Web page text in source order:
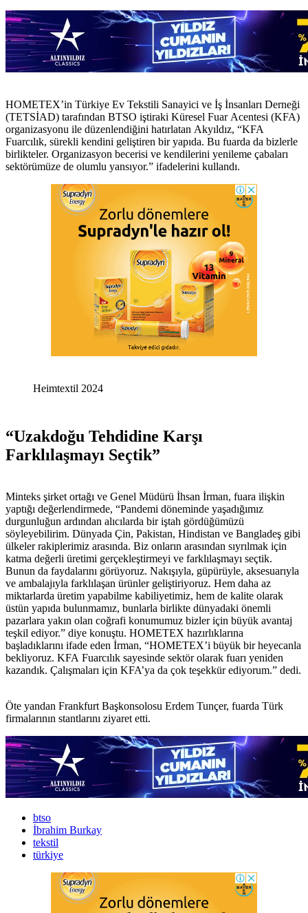
HOMETEX’in Türkiye Ev Tekstili Sanayici ve İş İnsanları Derneği
(TETSİAD) tarafından BTSO iştiraki Küresel Fuar Acentesi (KFA)
organizasyonu ile düzenlendiğini hatırlatan Akyıldız, “KFA
Fuarcılık, sürekli kendini geliştiren bir yapıda. Bu fuarda da bizlerle
birlikteler. Organizasyon becerisi ve kendilerini yenileme çabaları
sektörümüze de olumlu yansıyor.” ifadelerini kullandı.
Heimtextil 2024
“Uzakdoğu Tehdidine Karşı
Farklılaşmayı Seçtik”
Minteks şirket ortağı ve Genel Müdürü İhsan İrman, fuara ilişkin
yaptığı değerlendirmede, “Pandemi döneminde yaşadığımız
durgunluğun ardından alıcılarda bir iştah gördüğümüzü
söyleyebilirim. Dünyada Çin, Pakistan, Hindistan ve Bangladeş gibi
ülkeler rakiplerimiz arasında. Biz onların arasından sıyrılmak için
katma değerli üretimi gerçekleştirmeyi ve farklılaşmayı seçtik.
Bunun da faydalarını görüyoruz. Nakışıyla, güpürüyle, aksesuarıyla
ve ambalajıyla farklılaşan ürünler geliştiriyoruz. Hem daha az
miktarlarda üretim yapabilme kabiliyetimiz, hem de kalite olarak
üstün yapıda bulunmamız, bunlarla birlikte dünyadaki önemli
pazarlara yakın olan coğrafi konumumuz bizler için büyük avantaj
teşkil ediyor.” diye konuştu. HOMETEX hazırlıklarına
başladıklarını ifade eden İrman, “HOMETEX’i büyük bir heyecanla
bekliyoruz. KFA Fuarcılık sayesinde sektör olarak fuarı yeniden
kazandık. Çalışmaları için KFA’ya da çok teşekkür ediyorum.” dedi.
Öte yandan Frankfurt Başkonsolosu Erdem Tunçer, fuarda Türk
firmalarının stantlarını ziyaret etti.
btso
İbrahim Burkay
tekstil
türkiye